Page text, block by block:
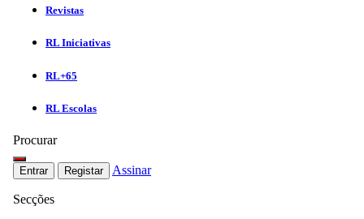
Revistas
RL Iniciativas
RL+65
RL Escolas
Procurar
Entrar Registar Assinar
Secções